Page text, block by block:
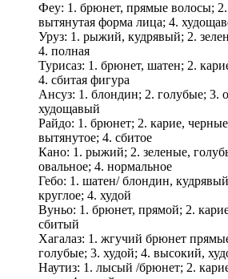
Феу: 1. брюнет, прямые волосы; 2.
вытянутая форма лица; 4.
Уруз: 1. рыжий, кудрявый; 2.
4. полная
Турисаз: 1. брюнет, шатен; 2.
4. сбитая фигура
Ансуз: 1. блондин; 2. голубые; 3.
худощавый
Райдо: 1. брюнет; 2. карие,
вытянутое; 4. сбитое
Кано: 1. рыжий; 2. зеленые,
овальное; 4. нормальное
Гебо: 1. шатен/ блондин,
круглое; 4. худой
Вуньо: 1. брюнет, прямой; 2.
сбитый
Хагалаз: 1. жгучий брюнет
голубые; 3. худой; 4. высокий,
Наутиз: 1. лысый /брюнет; 2.